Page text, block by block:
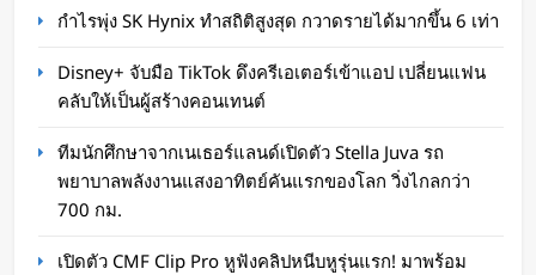
กำไรพุ่ง SK Hynix ทำสถิติสูงสุด กวาดรายได้มากขึ้น 6 เท่า
Disney+ จับมือ TikTok ดึงครีเอเตอร์เข้าแอป เปลี่ยนแฟน
คลับให้เป็นผู้สร้างคอนเทนต์
ทีมนักศึกษาจากเนเธอร์แลนด์เปิดตัว Stella Juva รถ
พยาบาลพลังงานแสงอาทิตย์คันแรกของโลก วิ่งไกลกว่า
700 กม.
เปิดตัว CMF Clip Pro หูฟังคลิปหนีบหูรุ่นแรก! มาพร้อม